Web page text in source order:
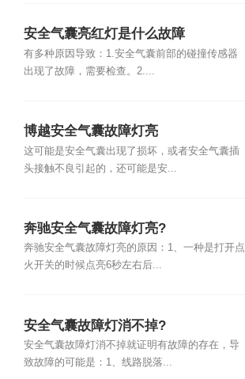
安全气囊亮红灯是什么故障
有多种原因导致：1.安全气囊前部的碰撞传感器
出现了故障，需要检查。2....
博越安全气囊故障灯亮
这可能是安全气囊出现了损坏，或者安全气囊插
头接触不良引起的，还可能是安...
奔驰安全气囊故障灯亮?
奔驰安全气囊故障灯亮的原因：1、一种是打开点
火开关的时候点亮6秒左右后...
安全气囊故障灯消不掉?
安全气囊故障灯消不掉就证明有故障的存在，导
致故障的可能是：1、线路脱落...